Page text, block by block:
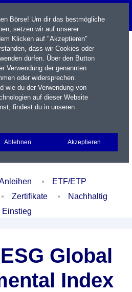
Portfolio Login
ETF/ETP
Zertifikate
Nachhaltig
Einstieg
Global
Index
Börse! Um dir das bestmögliche
setzen wir auf unserer
Klicken auf "Akzeptieren"
dass wir Cookies oder
dürfen. Über den Button
Verwendung der genannten
oder widersprechen.
wie du der Verwendung von
auf dieser Website
findest du in unseren
Ablehnen Akzeptieren